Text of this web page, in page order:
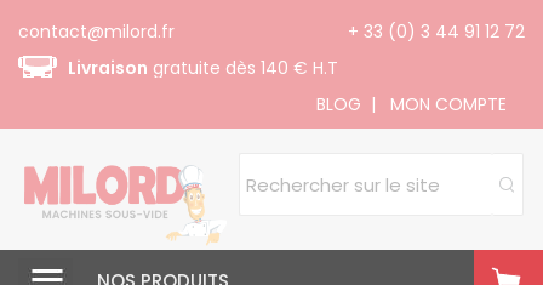
+ 33 (0) 3 44 91 12 72
contact@milord.fr
Livraison gratuite dès 140 € H.T
BLOG | MON COMPTE